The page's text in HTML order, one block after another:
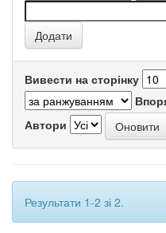
Вивести на сторінку
Автори
Результати 1-2 зі 2.